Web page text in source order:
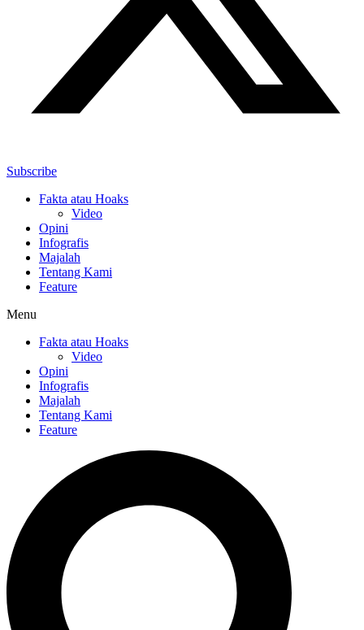
Subscribe
Fakta atau Hoaks
Video
Opini
Infografis
Majalah
Tentang Kami
Feature
Menu
Fakta atau Hoaks
Video
Opini
Infografis
Majalah
Tentang Kami
Feature